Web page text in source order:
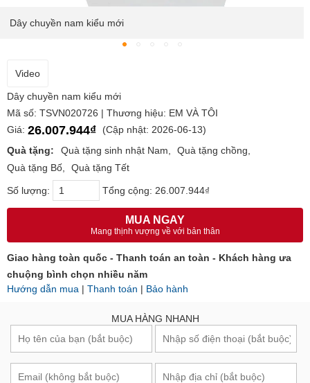
Dây chuyền nam kiểu mới
Video
Dây chuyền nam kiểu mới
Mã số: TSVN020726 | Thương hiệu: EM VÀ TÔI
Giá: 26.007.944₫
(Cập nhật: 2026-06-13)
Quà tặng:
Quà tặng sinh nhật Nam
Quà tặng chồng
Quà tặng Bố
Quà tặng Tết
Số lượng: Tổng cộng: 26.007.944₫
MUA NGAY
Mang thịnh vượng về với bản thân
Giao hàng toàn quốc - Thanh toán an toàn - Khách hàng ưa
chuộng bình chọn nhiều năm
Hướng dẫn mua | Thanh toán | Bảo hành
MUA HÀNG NHANH